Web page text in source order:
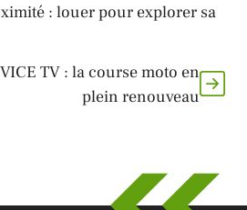
: louer pour explorer sa
TV : la course moto en
plein renouveau